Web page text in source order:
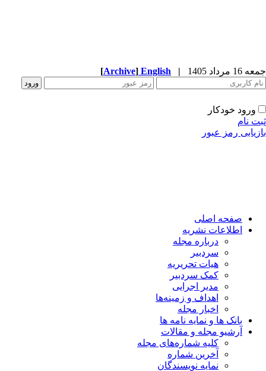
مرداد 1405 |
English
[Archive]
ورود خودکار
نام
رمز عبور
صفحه اصلی
اطلاعات نشریه
درباره مجله
سردبیر
هیات تحریریه
کمک سردبیر
مدیر اجرایی
اهداف و زمینه‌ها
اخبار مجله
بانک ها و نمایه نامه ها
آرشیو مجله و مقالات
کلیه شماره‌های مجله
آخرین شماره
نمایه نویسندگان